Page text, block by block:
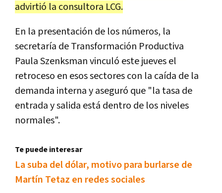
advirtió la consultora LCG.
En la presentación de los números, la
secretaría de Transformación Productiva
Paula Szenksman vinculó este jueves el
retroceso en esos sectores con la caída de la
demanda interna y aseguró que "la tasa de
entrada y salida está dentro de los niveles
normales".
Te puede interesar
La suba del dólar, motivo para burlarse de
Martín Tetaz en redes sociales